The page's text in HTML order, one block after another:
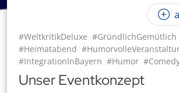
#WeltkritikDeluxe #GründlichGemütlich
#Heimatabend
#IntegrationInBayern #Humor
Unser Eventkonzept